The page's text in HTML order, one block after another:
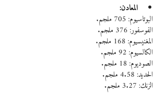
المعادن:
البوتاسيوم: 705 ملجم.
الفوسفور: 376 ملجم.
المغنيسيوم: 168 ملجم.
الكالسيوم: 92 ملجم.
الصوديوم: 18 ملجم.
الحديد: 4.58 ملجم.
الزنك: 3.27 ملجم.